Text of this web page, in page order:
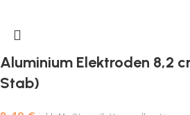
Aluminium Elektroden 8,2
Stab)